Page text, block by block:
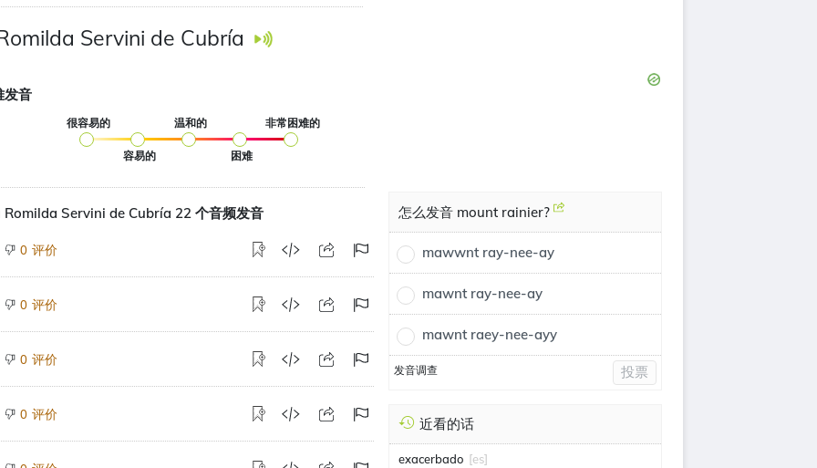
Servini de Cubría
发音
很容易的
容易的
温和的
困难
非常困难的
Servini de Cubría 22 个音频发音
0 评价
0 评价
0 评价
0 评价
怎么发音 mount rainier?
mawwnt ray-nee-ay
mawnt ray-nee-ay
mawnt raey-nee-ayy
发音调查 投票
近看的话
exacerbado [es]